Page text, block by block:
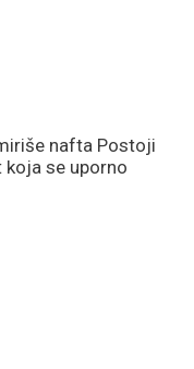
nafta Postoji
se uporno